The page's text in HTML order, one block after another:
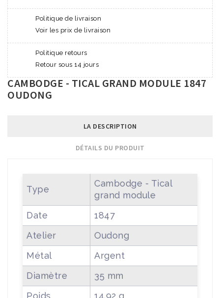
Politique de livraison
Voir les prix de livraison
Politique retours
Retour sous 14 jours
CAMBODGE - TICAL GRAND MODULE 1847
OUDONG
LA DESCRIPTION
DÉTAILS DU PRODUIT
Type
Cambodge - Tical
grand module
Date
1847
Atelier
Oudong
Métal
Argent
Diamètre
35 mm
Poids
14.92 g